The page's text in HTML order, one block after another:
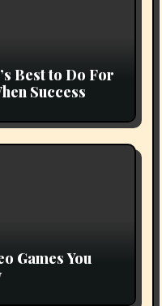
Best to Do For
Success
Games You